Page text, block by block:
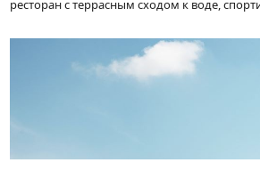
ресторан с террасным сходом к воде,